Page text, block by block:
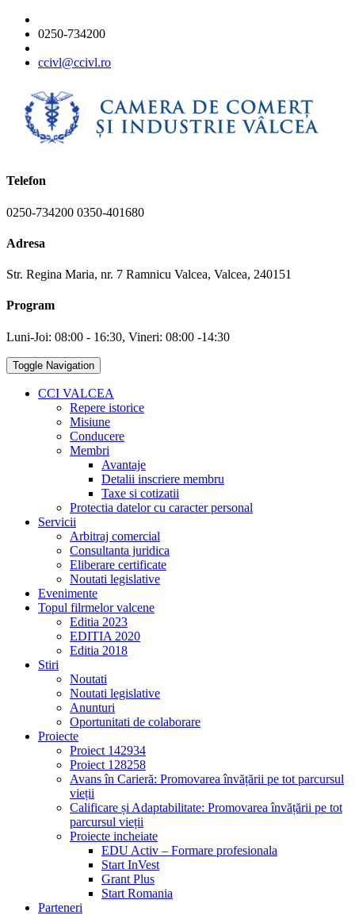
0250-734200
ccivl@ccivl.ro
Telefon
0250-734200 0350-401680
Adresa
Str. Regina Maria, nr. 7 Ramnicu Valcea, Valcea, 240151
Program
Luni-Joi: 08:00 - 16:30, Vineri: 08:00 -14:30
Toggle Navigation
CCI VALCEA
Repere istorice
Misiune
Conducere
Membri
Avantaje
Detalii inscriere membru
Taxe si cotizatii
Protectia datelor cu caracter personal
Servicii
Arbitraj comercial
Consultanta juridica
Eliberare certificate
Noutati legislative
Evenimente
Topul filrmelor valcene
Editia 2023
EDITIA 2020
Editia 2018
Stiri
Noutati
Noutati legislative
Anunturi
Oportunitati de colaborare
Proiecte
Proiect 142934
Proiect 128258
Avans în Carieră: Promovarea învățării pe tot parcursul
vieții
Calificare și Adaptabilitate: Promovarea învățării pe tot
parcursul vieții
Proiecte incheiate
EDU Activ – Formare profesionala
Start InVest
Grant Plus
Start Romania
Parteneri